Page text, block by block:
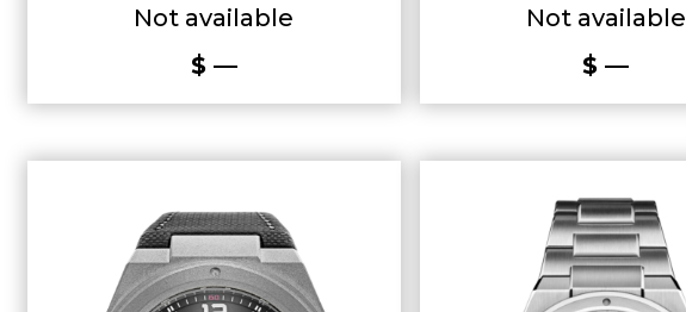
Not available
$ —
Not available
$ —